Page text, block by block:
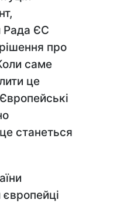
Рада ЄС
про
саме
це
станеться